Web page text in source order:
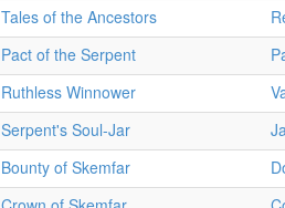
Tales of the Ancestors
Pact of the Serpent
Ruthless Winnower
Serpent's Soul-Jar
Bounty of Skemfar